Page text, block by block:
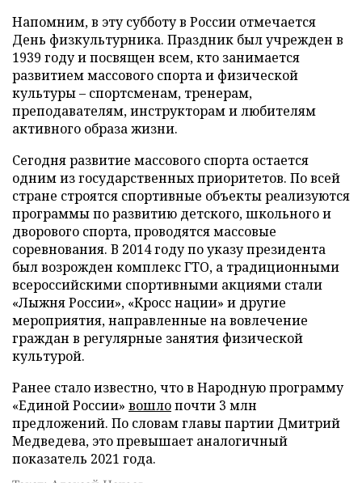
Напомним, в эту субботу в России отмечается
День физкультурника. Праздник был учрежден в
1939 году и посвящен всем, кто занимается
развитием массового спорта и физической
культуры – спортсменам, тренерам,
преподавателям, инструкторам и любителям
активного образа жизни.
Сегодня развитие массового спорта остается
одним из государственных приоритетов. По всей
стране строятся спортивные объекты реализуются
программы по развитию детского, школьного и
дворового спорта, проводятся массовые
соревнования. В 2014 году по указу президента
был возрожден комплекс ГТО, а традиционными
всероссийскими спортивными акциями стали
«Лыжня России», «Кросс нации» и другие
мероприятия, направленные на вовлечение
граждан в регулярные занятия физической
культурой.
Ранее стало известно, что в Народную программу
«Единой России» вошлопочти 3 млн
предложений. По словам главы партии Дмитрий
Медведева, это превышает аналогичный
показатель 2021 года.